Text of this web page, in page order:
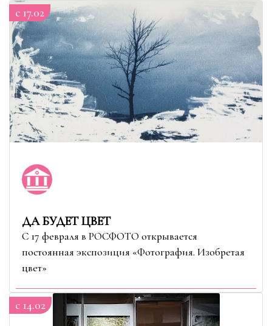
c 17.02
ДА БУДЕТ ЦВЕТ
С 17 февраля в РОСФОТО открывается
постоянная экспозиция «Фотография. Изобретая
цвет»
c 14.02